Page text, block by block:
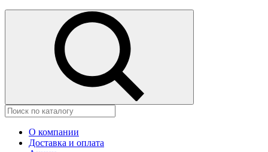
О компании
Доставка и оплата